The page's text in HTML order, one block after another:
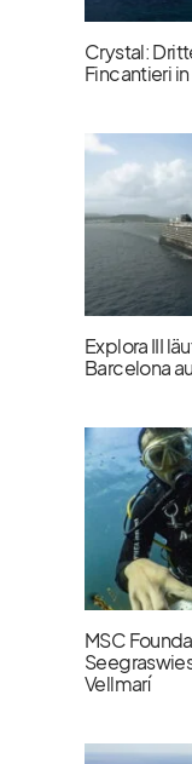
Crystal:
Fincantieri
Explora III
Barcelona
MSC
Vellmarí